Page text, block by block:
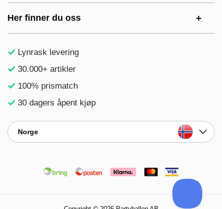
Her finner du oss
Lynrask levering
30.000+ artikler
100% prismatch
30 dagers åpent kjøp
Norge